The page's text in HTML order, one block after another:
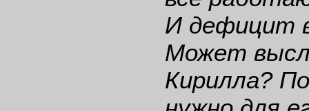
И дефицит
Может
Кирилла?